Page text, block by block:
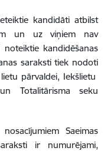
kandidāti atbilst
un uz viņiem nav
noteiktie kandidēšanas
saraksti tiek nodoti
pārvaldei, Iekšlietu
Totalitārisma seku
Saeimas
ir numurējami,